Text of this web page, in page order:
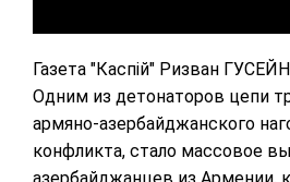
Газета "Каспiй" Ризван
Одним из детонаторов цепи
армяно-азербайджанского
конфликта, стало массовое